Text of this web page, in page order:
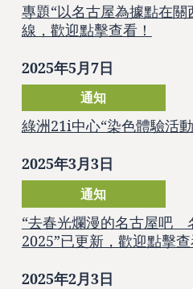
專題“以名古屋為據點在關
線，歡迎點擊查看！
2025年5月7日
通知
綠洲21i中心“染色體驗活
2025年3月3日
通知
“去春光爛漫的名古屋吧
2025”已更新，歡迎點擊查
2025年2月3日